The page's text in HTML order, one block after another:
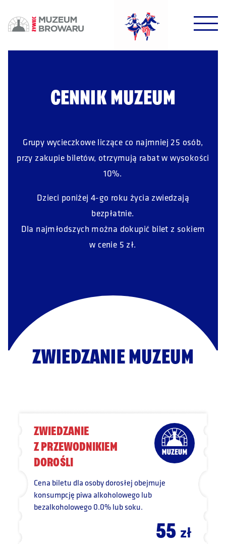
DOWODZIKI DO KONTROLI!
POTWIERDŹ
CENNIK MUZEUM
Grupy wycieczkowe liczące co najmniej 25 osób,
przy zakupie biletów, otrzymują rabat w wysokości
10%.
Dzieci poniżej 4-go roku życia zwiedzają
bezpłatnie.
Dla najmłodszych można dokupić bilet z sokiem
w cenie 5 zł.
ZWIEDZANIE MUZEUM
ZWIEDZANIE
Z PRZEWODNIKIEM
DOROŚLI
Cena biletu dla osoby dorosłej obejmuje
konsumpcję piwa alkoholowego lub
bezalkoholowego 0.0% lub soku.
55 zł